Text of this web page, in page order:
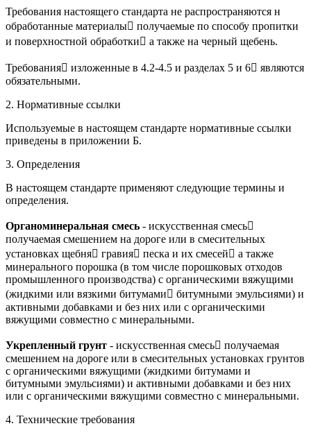
Требования настоящего стандарта не распространяются н
обработанные материалы получаемые по способу пропитки
и поверхностной обработки а также на черный щебень.
Требования изложенные в 4.2-4.5 и разделах 5 и 6 являются
обязательными.
2. Нормативные ссылки
Используемые в настоящем стандарте нормативные ссылки
приведены в приложении Б.
3. Определения
В настоящем стандарте применяют следующие термины и
определения.
Органоминеральная смесь - искусственная смесь
получаемая смешением на дороге или в смесительных
установках щебня гравия песка и их смесей а также
минерального порошка (в том числе порошковых отходов
промышленного производства) с органическими вяжущими
(жидкими или вязкими битумами битумными эмульсиями) и
активными добавками и без них или с органическими
вяжущими совместно с минеральными.
Укрепленный грунт - искусственная смесь получаемая
смешением на дороге или в смесительных установках грунтов
с органическими вяжущими (жидкими битумами и
битумными эмульсиями) и активными добавками и без них
или с органическими вяжущими совместно с минеральными.
4. Технические требования